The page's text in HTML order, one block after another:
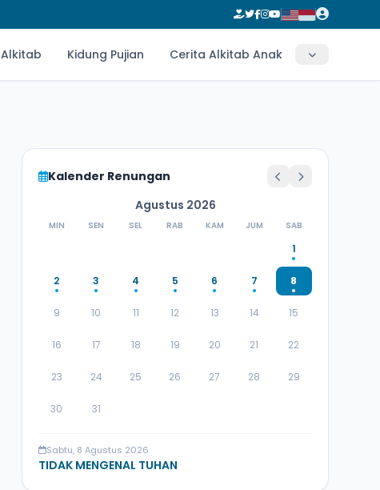
Alkitab Kidung Pujian Cerita Alkitab Anak
Kalender Renungan
Agustus 2026
MIN SEN SEL RAB KAM JUM SAB
1
2 3 4 5 6 7 8
9 10 11 12 13 14 15
16 17 18 19 20 21 22
23 24 25 26 27 28 29
30 31
Sabtu, 8 Agustus 2026
TIDAK MENGENAL TUHAN